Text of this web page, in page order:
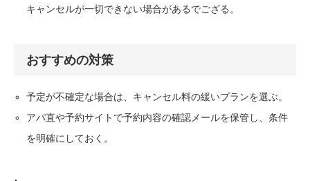
キャンセルが一切できない場合があるでござる。
おすすめの対策
予定が不確定な場合は、キャンセル料の緩いプランを選ぶ。
アパ直や予約サイトで予約内容の確認メールを保管し、条件
を明確にしておく。